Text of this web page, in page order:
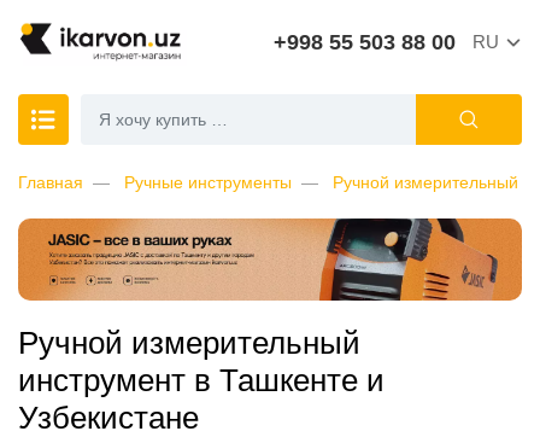
+998 55 503 88 00 RU
Главная Ручные инструменты Ручной измерительный
Ручной измерительный
инструмент в Ташкенте и
Узбекистане